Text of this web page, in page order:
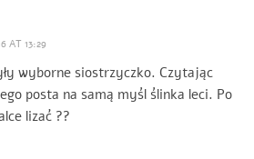
AT 13:29
wyborne siostrzyczko. Czytając
posta na samą myśl ślinka leci. Po
lizać ??